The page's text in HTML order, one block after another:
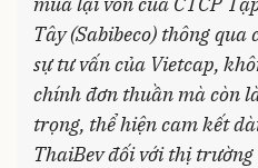
Tây (Sabibeco) thông
sự tư vấn của Vietcap,
chính đơn thuần mà còn
trọng, thể hiện cam kết
ThaiBev đối với thị